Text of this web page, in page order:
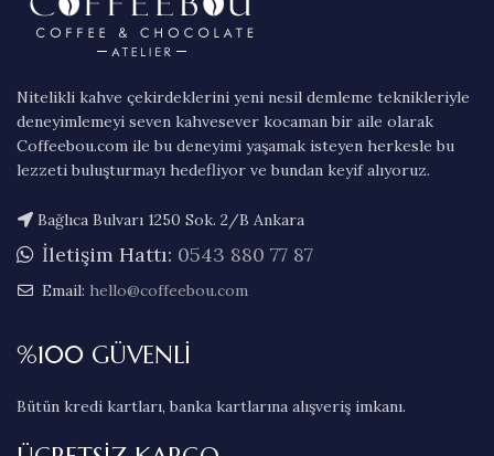
Nitelikli kahve çekirdeklerini yeni nesil demleme teknikleriyle
deneyimlemeyi seven kahvesever kocaman bir aile olarak
Coffeebou.com ile bu deneyimi yaşamak isteyen herkesle bu
lezzeti buluşturmayı hedefliyor ve bundan keyif alıyoruz.
Bağlıca Bulvarı 1250 Sok. 2/B Ankara
İletişim Hattı: 0543 880 77 87
Email: hello@coffeebou.com
%100 GÜVENLİ
Bütün kredi kartları, banka kartlarına alışveriş imkanı.